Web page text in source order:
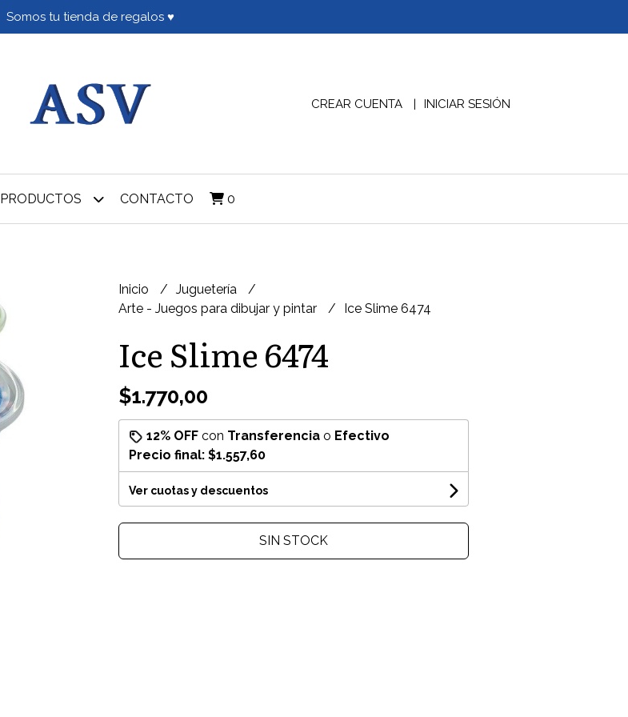
Somos tu tienda de regalos ♥
CREAR CUENTA INICIAR SESIÓN
PRODUCTOS CONTACTO 0
Inicio
Juguetería
Arte - Juegos para dibujar y pintar
Ice Slime 6474
Ice Slime 6474
$1.770,00
12% OFF con Transferencia o Efectivo
Precio final: $1.557,60
Ver cuotas y descuentos
SIN STOCK